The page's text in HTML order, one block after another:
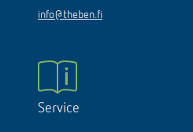
info@theben.fi
Service